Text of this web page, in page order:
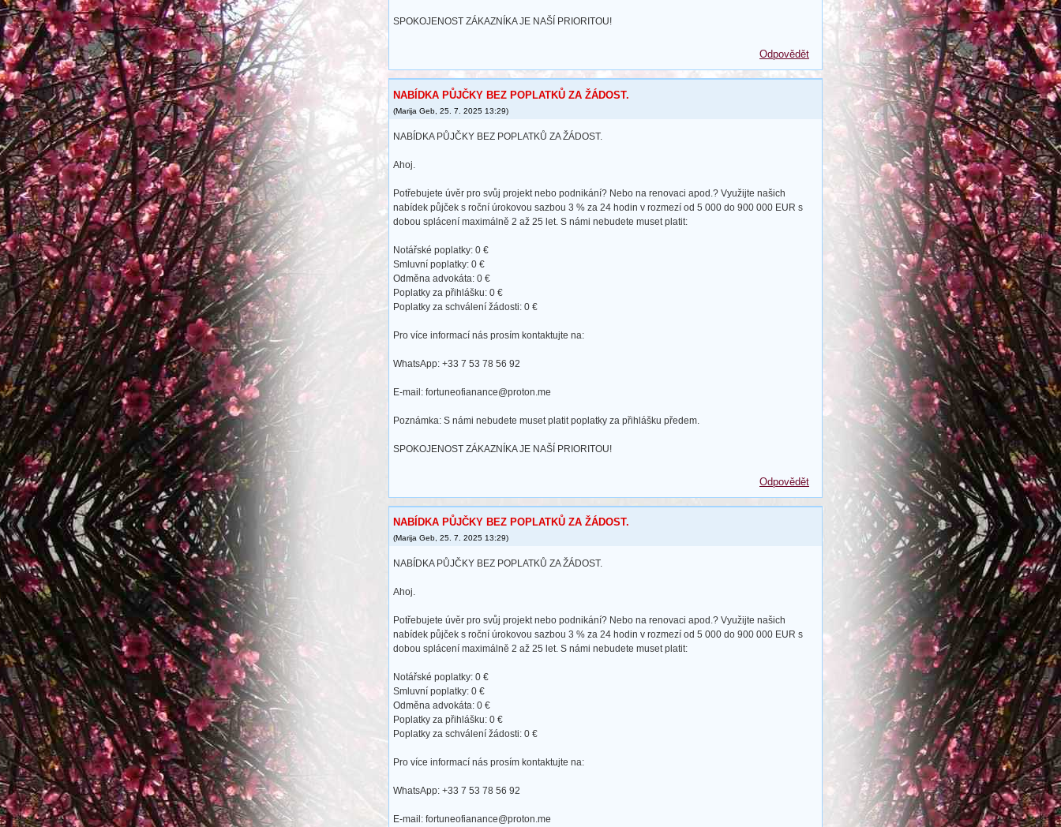
SPOKOJENOST ZÁKAZNÍKA JE NAŠÍ PRIORITOU!
Odpovědět
NABÍDKA PŮJČKY BEZ POPLATKŮ ZA ŽÁDOST.
(Marija Geb 25. 7. 2025 13:29)
NABÍDKA PŮJČKY BEZ POPLATKŮ ZA ŽÁDOST.
Ahoj.
Potřebujete úvěr pro svůj projekt nebo podnikání? Nebo na renovaci apod.? Využijte našich
nabídek půjček s roční úrokovou sazbou 3 % za 24 hodin v rozmezí od 5 000 do 900 000 EUR s
dobou splácení maximálně 2 až 25 let. S námi nebudete muset platit:
Notářské poplatky: 0 €
Smluvní poplatky: 0 €
Odměna advokáta: 0 €
Poplatky za přihlášku: 0 €
Poplatky za schválení žádosti: 0 €
Pro více informací nás prosím kontaktujte na:
WhatsApp: +33 7 53 78 56 92
E-mail: fortuneofianance@proton.me
Poznámka: S námi nebudete muset platit poplatky za přihlášku předem.
SPOKOJENOST ZÁKAZNÍKA JE NAŠÍ PRIORITOU!
Odpovědět
NABÍDKA PŮJČKY BEZ POPLATKŮ ZA ŽÁDOST.
(Marija Geb 25. 7. 2025 13:29)
NABÍDKA PŮJČKY BEZ POPLATKŮ ZA ŽÁDOST.
Ahoj.
Potřebujete úvěr pro svůj projekt nebo podnikání? Nebo na renovaci apod.? Využijte našich
nabídek půjček s roční úrokovou sazbou 3 % za 24 hodin v rozmezí od 5 000 do 900 000 EUR s
dobou splácení maximálně 2 až 25 let. S námi nebudete muset platit:
Notářské poplatky: 0 €
Smluvní poplatky: 0 €
Odměna advokáta: 0 €
Poplatky za přihlášku: 0 €
Poplatky za schválení žádosti: 0 €
Pro více informací nás prosím kontaktujte na:
WhatsApp: +33 7 53 78 56 92
E-mail: fortuneofianance@proton.me